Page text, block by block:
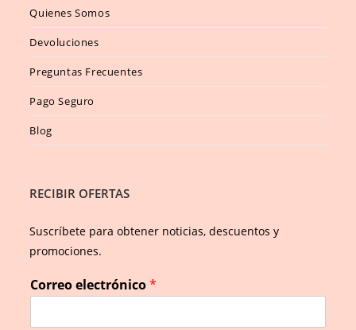
Quienes Somos
Devoluciones
Preguntas Frecuentes
Pago Seguro
Blog
RECIBIR OFERTAS
Suscríbete para obtener noticias, descuentos y
promociones.
Correo electrónico*